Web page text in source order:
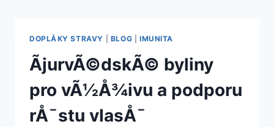
DOPLÅKY STRAVY BLOG IMUNITA
ÃjurvÃ©dskÃ© byliny
pro vÃ½Å¾ivu a podporu
rÅ¯stu vlasÅ¯